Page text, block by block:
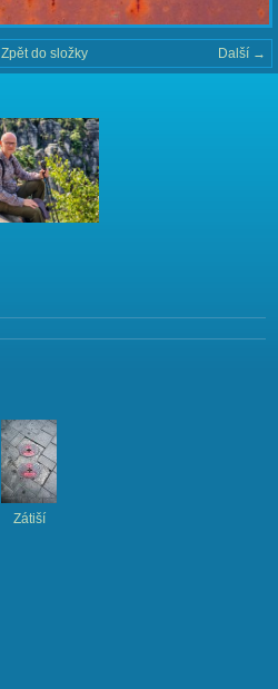
Další →
Zpět do složky
Zátiší